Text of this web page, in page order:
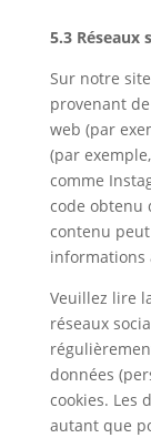
5.3 Réseaux
Sur notre
provenant
web (par
(par
comme
code obtenu
contenu
informations
Veuillez lire
réseaux
données
cookies. Les
autant que